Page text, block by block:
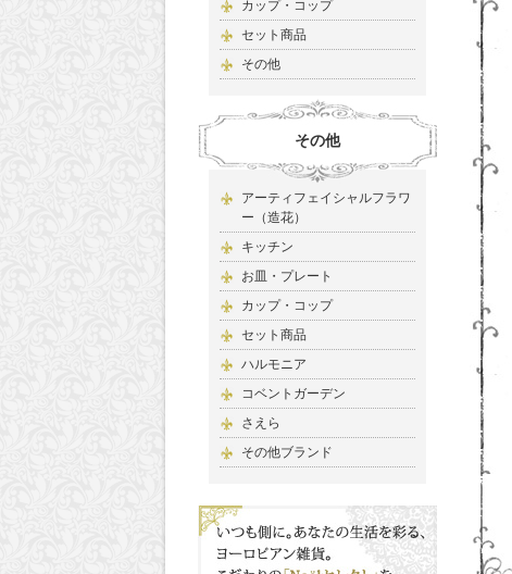
カップ・コップ
セット商品
その他
その他
アーティフェイシャルフラワ
ー（造花）
キッチン
お皿・プレート
カップ・コップ
セット商品
ハルモニア
コベントガーデン
さえら
その他ブランド